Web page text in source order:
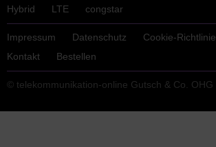
Hybrid
LTE congstar
Impressum Datenschutz Cookie-Richtlinie
Kontakt
Bestellen
© telekommunikation-online Gutsch & Co. OHG